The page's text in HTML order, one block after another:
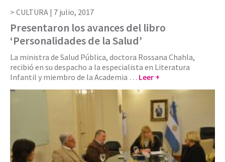
CULTURA | 7 julio, 2017
Presentaron los avances del libro
‘Personalidades de la Salud’
La ministra de Salud Pública, doctora Rossana Chahla,
recibió en su despacho a la especialista en Literatura
Infantil y miembro de la Academia … Leer +